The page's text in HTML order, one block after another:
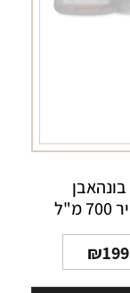
בונהאבן
₪